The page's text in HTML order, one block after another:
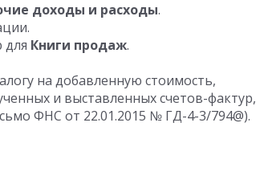
доходы и расходы.
для Книги продаж.
на добавленную стоимость,
и выставленных счетов-фактур,
ФНС от 22.01.2015 № ГД-4-3/794@).